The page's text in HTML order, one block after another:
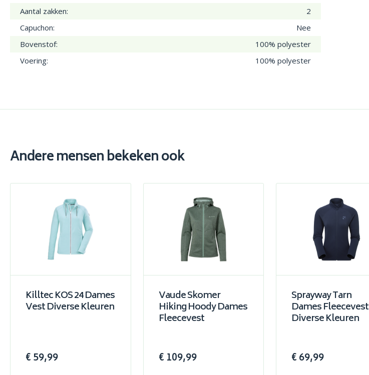
Aantal zakken:
2
Capuchon:
Nee
Bovenstof:
100% polyester
Voering:
100% polyester
Andere mensen bekeken ook
Killtec KOS 24 Dames
Vest Diverse Kleuren
€ 59,99
Vaude Skomer
Hiking Hoody Dames
Fleecevest
€ 109,99
Sprayway Tarn
Dames Fleecevest
Diverse Kleuren
€ 69,99